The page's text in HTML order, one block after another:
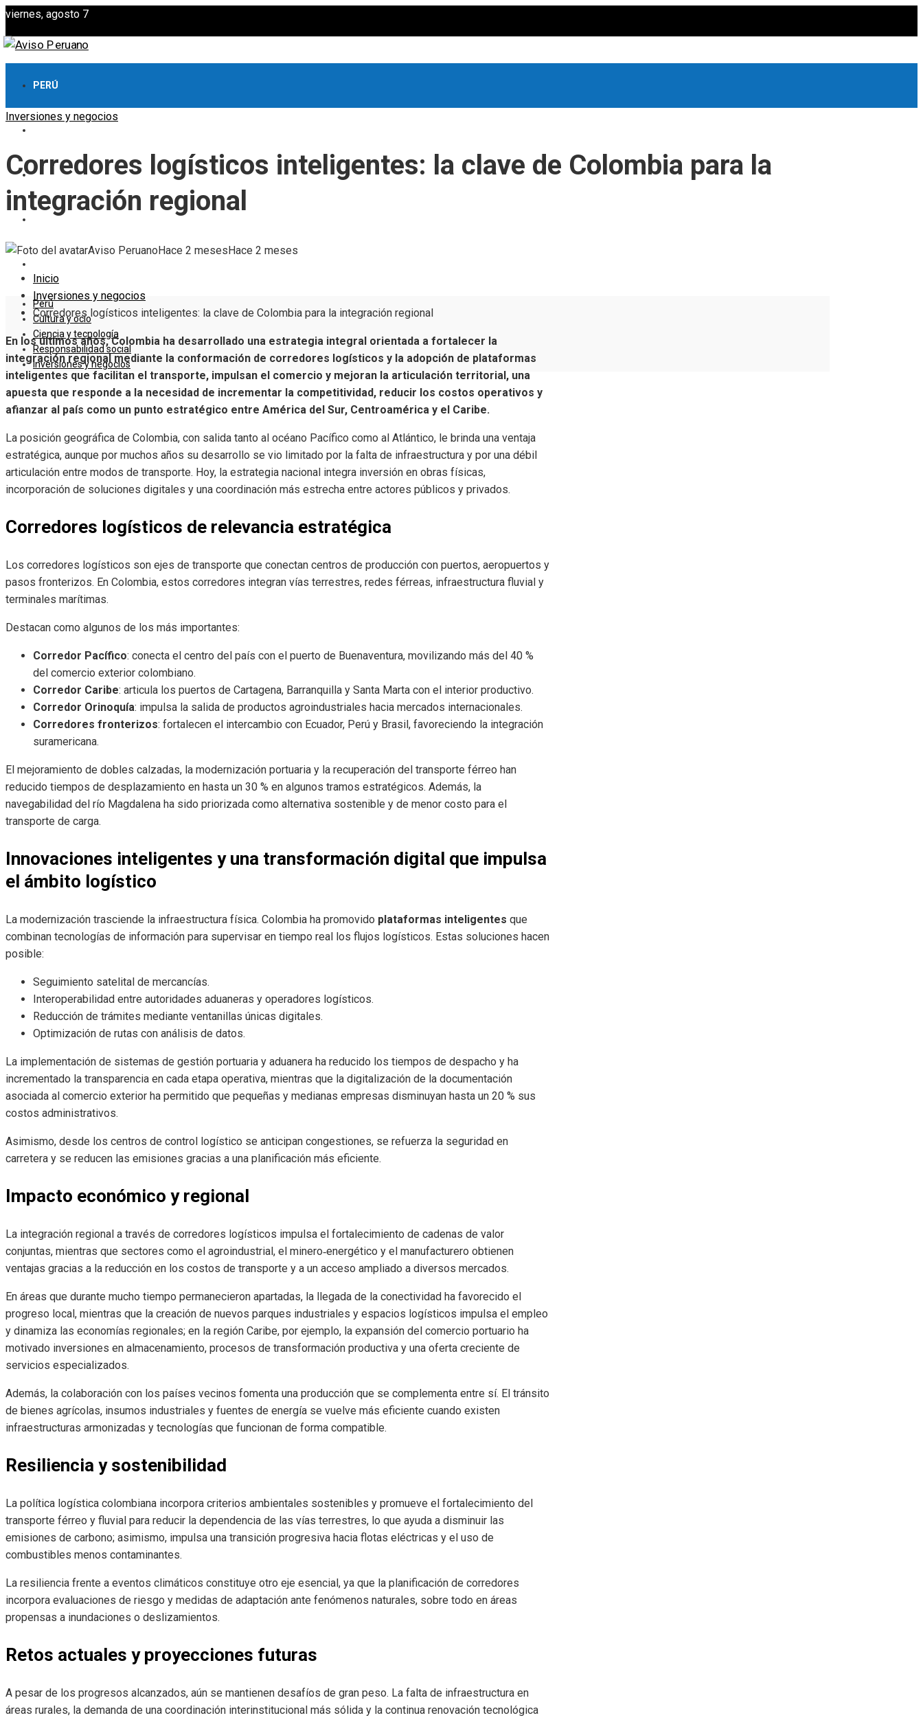
viernes, agosto 7
PERÚ
CIENCIA Y TECNOLOGÍA
RESPONSABILIDAD SOCIAL
Perú
Cultura y ocio
Ciencia y tecnología
Responsabilidad social
Inversiones y negocios
Inversiones y negocios
Corredores logísticos inteligentes: la clave de Colombia para la
integración regional
Aviso Peruano Hace 2 meses Hace 2 meses
Inicio
Inversiones y negocios
Corredores logísticos inteligentes: la clave de Colombia para la integración regional
En los últimos años, Colombia ha desarrollado una estrategia integral orientada a fortalecer la
integración regional mediante la conformación de corredores logísticos y la adopción de plataformas
inteligentes que facilitan el transporte, impulsan el comercio y mejoran la articulación territorial, una
apuesta que responde a la necesidad de incrementar la competitividad, reducir los costos operativos y
afianzar al país como un punto estratégico entre América del Sur, Centroamérica y el Caribe.
La posición geográfica de Colombia, con salida tanto al océano Pacífico como al Atlántico, le brinda una ventaja
estratégica, aunque por muchos años su desarrollo se vio limitado por la falta de infraestructura y por una débil
articulación entre modos de transporte. Hoy, la estrategia nacional integra inversión en obras físicas,
incorporación de soluciones digitales y una coordinación más estrecha entre actores públicos y privados.
Corredores logísticos de relevancia estratégica
Los corredores logísticos son ejes de transporte que conectan centros de producción con puertos, aeropuertos y
pasos fronterizos. En Colombia, estos corredores integran vías terrestres, redes férreas, infraestructura fluvial y
terminales marítimas.
Destacan como algunos de los más importantes:
Corredor Pacífico: conecta el centro del país con el puerto de Buenaventura, movilizando más del 40 %
del comercio exterior colombiano.
Corredor Caribe: articula los puertos de Cartagena, Barranquilla y Santa Marta con el interior productivo.
Corredor Orinoquía: impulsa la salida de productos agroindustriales hacia mercados internacionales.
Corredores fronterizos: fortalecen el intercambio con Ecuador, Perú y Brasil, favoreciendo la integración
suramericana.
El mejoramiento de dobles calzadas, la modernización portuaria y la recuperación del transporte férreo han
reducido tiempos de desplazamiento en hasta un 30 % en algunos tramos estratégicos. Además, la
navegabilidad del río Magdalena ha sido priorizada como alternativa sostenible y de menor costo para el
transporte de carga.
Innovaciones inteligentes y una transformación digital que impulsa
el ámbito logístico
La modernización trasciende la infraestructura física. Colombia ha promovido plataformas inteligentes que
combinan tecnologías de información para supervisar en tiempo real los flujos logísticos. Estas soluciones hacen
posible:
Seguimiento satelital de mercancías.
Interoperabilidad entre autoridades aduaneras y operadores logísticos.
Reducción de trámites mediante ventanillas únicas digitales.
Optimización de rutas con análisis de datos.
La implementación de sistemas de gestión portuaria y aduanera ha reducido los tiempos de despacho y ha
incrementado la transparencia en cada etapa operativa, mientras que la digitalización de la documentación
asociada al comercio exterior ha permitido que pequeñas y medianas empresas disminuyan hasta un 20 % sus
costos administrativos.
Asimismo, desde los centros de control logístico se anticipan congestiones, se refuerza la seguridad en
carretera y se reducen las emisiones gracias a una planificación más eficiente.
Impacto económico y regional
La integración regional a través de corredores logísticos impulsa el fortalecimiento de cadenas de valor
conjuntas, mientras que sectores como el agroindustrial, el minero‑energético y el manufacturero obtienen
ventajas gracias a la reducción en los costos de transporte y a un acceso ampliado a diversos mercados.
En áreas que durante mucho tiempo permanecieron apartadas, la llegada de la conectividad ha favorecido el
progreso local, mientras que la creación de nuevos parques industriales y espacios logísticos impulsa el empleo
y dinamiza las economías regionales; en la región Caribe, por ejemplo, la expansión del comercio portuario ha
motivado inversiones en almacenamiento, procesos de transformación productiva y una oferta creciente de
servicios especializados.
Además, la colaboración con los países vecinos fomenta una producción que se complementa entre sí. El tránsito
de bienes agrícolas, insumos industriales y fuentes de energía se vuelve más eficiente cuando existen
infraestructuras armonizadas y tecnologías que funcionan de forma compatible.
Resiliencia y sostenibilidad
La política logística colombiana incorpora criterios ambientales sostenibles y promueve el fortalecimiento del
transporte férreo y fluvial para reducir la dependencia de las vías terrestres, lo que ayuda a disminuir las
emisiones de carbono; asimismo, impulsa una transición progresiva hacia flotas eléctricas y el uso de
combustibles menos contaminantes.
La resiliencia frente a eventos climáticos constituye otro eje esencial, ya que la planificación de corredores
incorpora evaluaciones de riesgo y medidas de adaptación ante fenómenos naturales, sobre todo en áreas
propensas a inundaciones o deslizamientos.
Retos actuales y proyecciones futuras
A pesar de los progresos alcanzados, aún se mantienen desafíos de gran peso. La falta de infraestructura en
áreas rurales, la demanda de una coordinación interinstitucional más sólida y la continua renovación tecnológica